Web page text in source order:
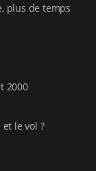
plus de temps
2000
le vol ?